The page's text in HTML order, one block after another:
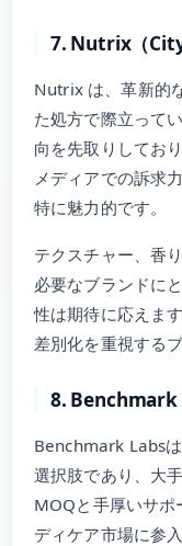
7. Nutrix（
Nutrix は、革新的
た処方で際立って
向を先取りしてお
メディアでの訴求
特に魅力的です。
テクスチャー、香
必要なブランドに
性は期待に応えま
差別化を重視する
8. Benchmark
Benchmark Labs
選択肢であり、大
MOQと手厚いサポ
ディケア市場に参